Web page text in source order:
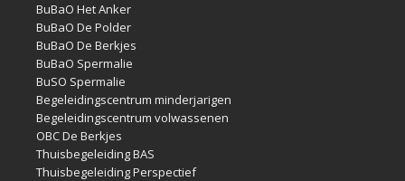
BuBaO Het Anker
BuBaO De Polder
BuBaO De Berkjes
BuBaO Spermalie
BuSO Spermalie
Begeleidingscentrum minderjarigen
Begeleidingscentrum volwassenen
OBC De Berkjes
Thuisbegeleiding BAS
Thuisbegeleiding Perspectief